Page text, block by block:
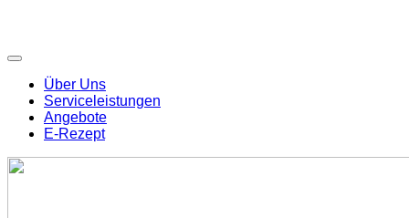
Über Uns
Serviceleistungen
Angebote
E-Rezept